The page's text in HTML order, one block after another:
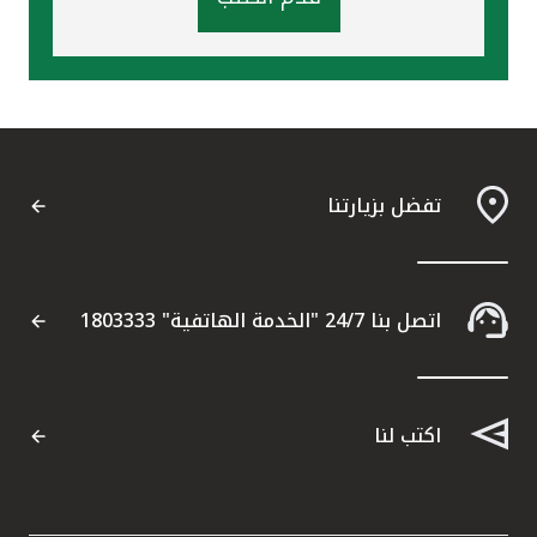
تفضل بزيارتنا
اتصل بنا 24/7 "الخدمة الهاتفية" 1803333
اكتب لنا